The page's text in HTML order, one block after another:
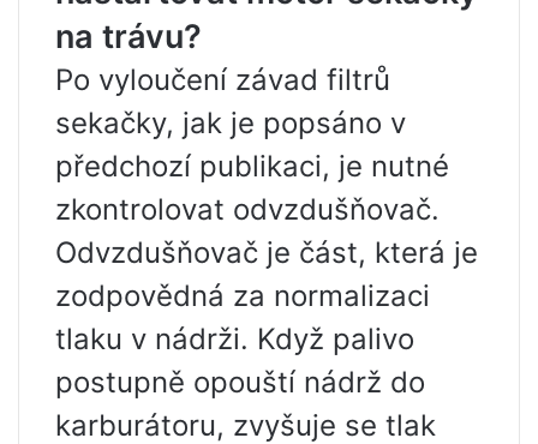
na trávu?
Po vyloučení závad filtrů
sekačky, jak je popsáno v
předchozí publikaci, je nutné
zkontrolovat odvzdušňovač.
Odvzdušňovač je část, která je
zodpovědná za normalizaci
tlaku v nádrži. Když palivo
postupně opouští nádrž do
karburátoru, zvyšuje se tlak